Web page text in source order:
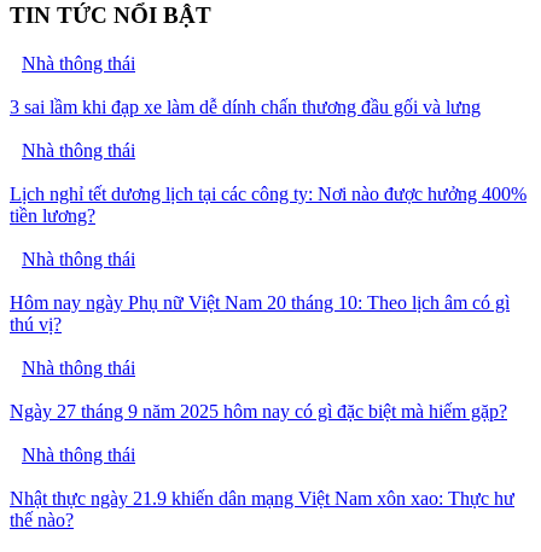
TIN TỨC NỔI BẬT
Nhà thông thái
3 sai lầm khi đạp xe làm dễ dính chấn thương đầu gối và lưng
Nhà thông thái
Lịch nghỉ tết dương lịch tại các công ty: Nơi nào được hưởng 400%
tiền lương?
Nhà thông thái
Hôm nay ngày Phụ nữ Việt Nam 20 tháng 10: Theo lịch âm có gì
thú vị?
Nhà thông thái
Ngày 27 tháng 9 năm 2025 hôm nay có gì đặc biệt mà hiếm gặp?
Nhà thông thái
Nhật thực ngày 21.9 khiến dân mạng Việt Nam xôn xao: Thực hư
thế nào?